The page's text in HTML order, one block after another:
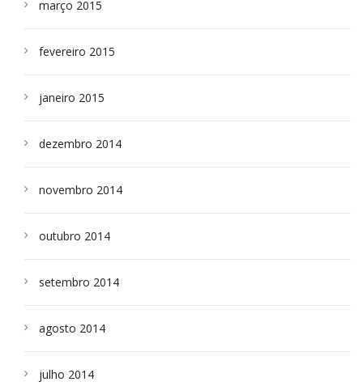
março 2015
fevereiro 2015
janeiro 2015
dezembro 2014
novembro 2014
outubro 2014
setembro 2014
agosto 2014
julho 2014